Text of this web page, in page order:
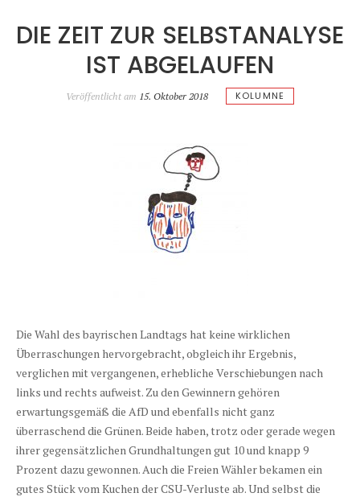
DIE ZEIT ZUR SELBSTANALYSE
IST ABGELAUFEN
Veröffentlicht am 15. Oktober 2018 KOLUMNE
Die Wahl des bayrischen Landtags hat keine wirklichen
Überraschungen hervorgebracht, obgleich ihr Ergebnis,
verglichen mit vergangenen, erhebliche Verschiebungen nach
links und rechts aufweist. Zu den Gewinnern gehören
erwartungsgemäß die AfD und ebenfalls nicht ganz
überraschend die Grünen. Beide haben, trotz oder gerade wegen
ihrer gegensätzlichen Grundhaltungen gut 10 und knapp 9
Prozent dazu gewonnen. Auch die Freien Wähler bekamen ein
gutes Stück vom Kuchen der CSU-Verluste ab. Und selbst die